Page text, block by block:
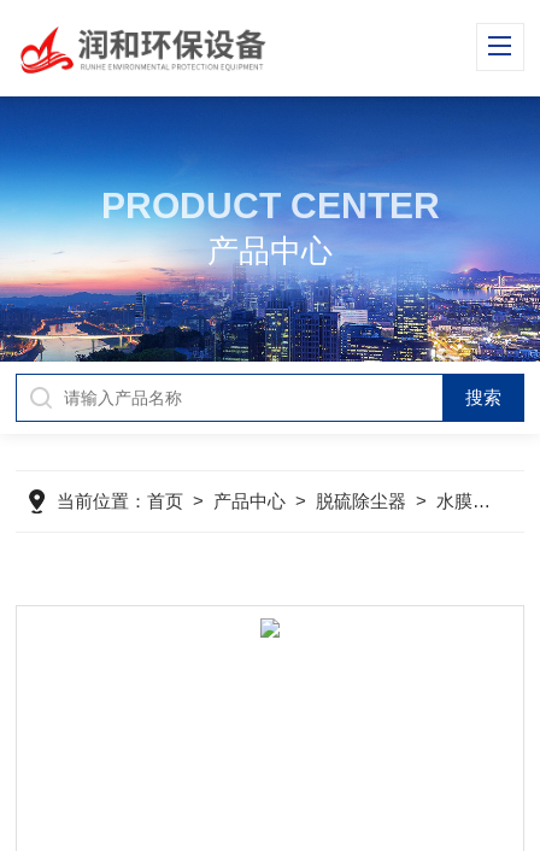
PRODUCT CENTER
产品中心
当前位置：首页 > 产品中心 > 脱硫除尘器 > 水膜脱硫除尘器